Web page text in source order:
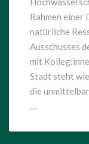
Rahmen einer
natürliche
Ausschusses
mit
Stadt steht
die
…